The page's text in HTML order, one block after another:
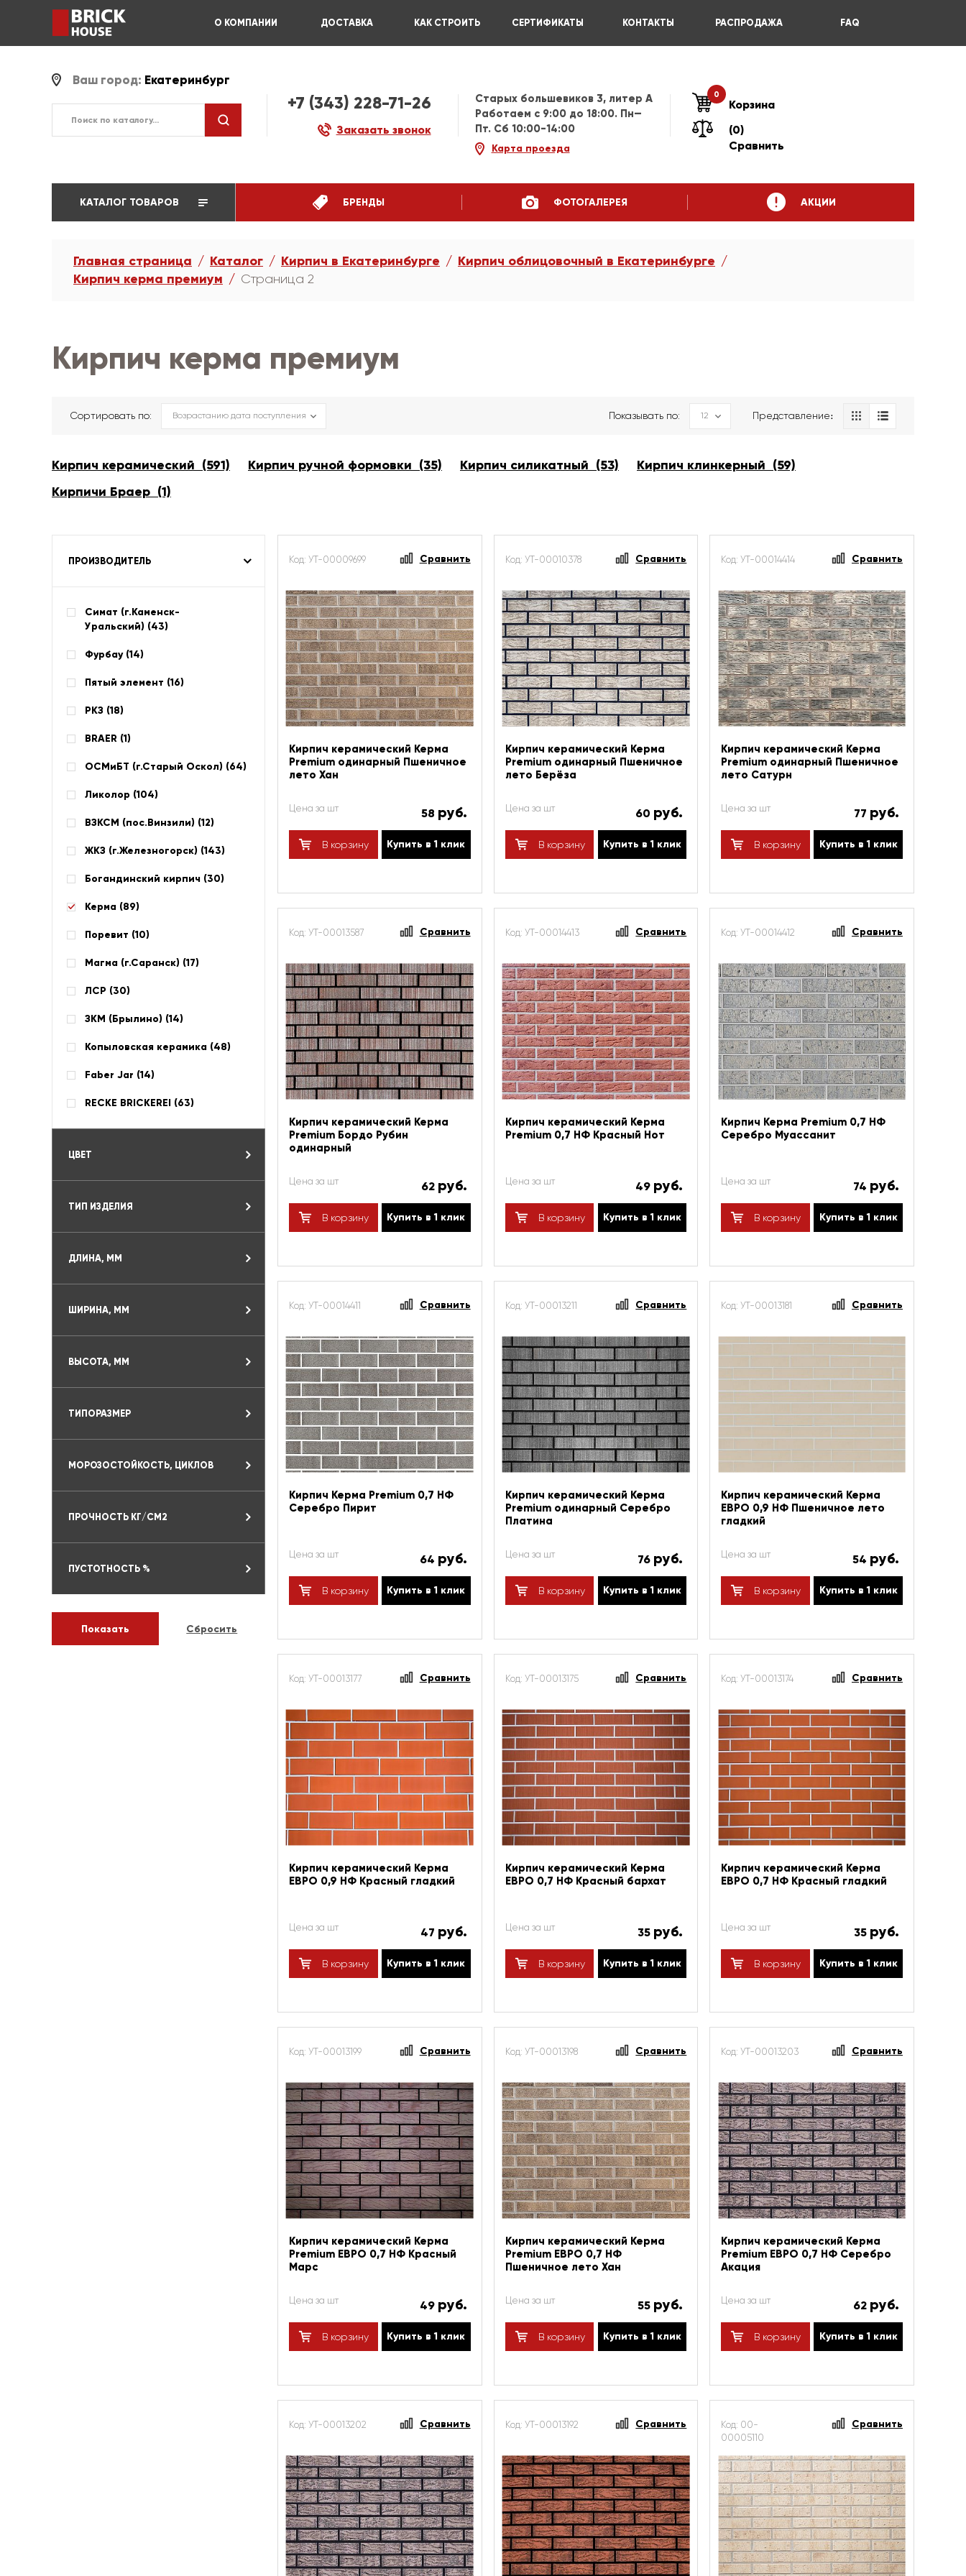
О КОМПАНИИ ДОСТАВКА КАК СТРОИТЬ СЕРТИФИКАТЫ КОНТАКТЫ РАСПРОДАЖА FAQ
Ваш город: Екатеринбург
+7 (343) 228-71-26
Заказать звонок
Старых большевиков 3, литер А
Работаем c 9:00 до 18:00. Пн—
Пт. Сб 10:00-14:00
Карта проезда
0
Корзина
(0)
Сравнить
КАТАЛОГ ТОВАРОВ БРЕНДЫ ФОТОГАЛЕРЕЯ АКЦИИ
Главная страница Каталог Кирпич в Екатеринбурге
Кирпич облицовочный в Екатеринбурге
Кирпич керма премиум
Страница 2
Кирпич керма премиум
Сортировать по: Показывать по: Представление։
Кирпич керамический (591) Кирпич ручной формовки (35) Кирпич силикатный (53)
Кирпич клинкерный (59)
Кирпичи Браер (1)
ПРОИЗВОДИТЕЛЬ
Симат (г.Каменск-
Уральский) (43)
Фурбау (14)
Пятый элемент (16)
РКЗ (18)
BRAER (1)
ОСМиБТ (г.Старый Оскол) (64)
Ликолор (104)
ВЗКСМ (пос.Винзили) (12)
ЖКЗ (г.Железногорск) (143)
Богандинский кирпич (30)
Керма (89)
Поревит (10)
Магма (г.Саранск) (17)
ЛСР (30)
ЗКМ (Брылино) (14)
Копыловская керамика (48)
Faber Jar (14)
RECKE BRICKEREI (63)
ЦВЕТ
ТИП ИЗДЕЛИЯ
ДЛИНА, ММ
ШИРИНА, ММ
ВЫСОТА, ММ
ТИПОРАЗМЕР
МОРОЗОСТОЙКОСТЬ, ЦИКЛОВ
ПРОЧНОСТЬ КГ/СМ2
ПУСТОТНОСТЬ %
Код: УТ-00009699 Сравнить
Кирпич керамический Керма
Premium одинарный Пшеничное
лето Хан
Цена за шт 58 руб.
В корзину Купить в 1 клик
Код: УТ-00010378 Сравнить
Кирпич керамический Керма
Premium одинарный Пшеничное
лето Берёза
Цена за шт 60 руб.
В корзину Купить в 1 клик
Код: УТ-00014414 Сравнить
Кирпич керамический Керма
Premium одинарный Пшеничное
лето Сатурн
Цена за шт 77 руб.
В корзину Купить в 1 клик
Код: УТ-00013587 Сравнить
Кирпич керамический Керма
Premium Бордо Рубин
одинарный
Цена за шт 62 руб.
В корзину Купить в 1 клик
Код: УТ-00014413 Сравнить
Кирпич керамический Керма
Premium 0,7 НФ Красный Нот
Цена за шт 49 руб.
В корзину Купить в 1 клик
Код: УТ-00014412 Сравнить
Кирпич Керма Premium 0,7 НФ
Серебро Муассанит
Цена за шт 74 руб.
В корзину Купить в 1 клик
Код: УТ-00014411 Сравнить
Кирпич Керма Premium 0,7 НФ
Серебро Пирит
Цена за шт 64 руб.
В корзину Купить в 1 клик
Код: УТ-00013211 Сравнить
Кирпич керамический Керма
Premium одинарный Серебро
Платина
Цена за шт 76 руб.
В корзину Купить в 1 клик
Код: УТ-00013181 Сравнить
Кирпич керамический Керма
ЕВРО 0,9 НФ Пшеничное лето
гладкий
Цена за шт 54 руб.
В корзину Купить в 1 клик
Код: УТ-00013177 Сравнить
Кирпич керамический Керма
ЕВРО 0,9 НФ Красный гладкий
Цена за шт 47 руб.
В корзину Купить в 1 клик
Код: УТ-00013175 Сравнить
Кирпич керамический Керма
ЕВРО 0,7 НФ Красный бархат
Цена за шт 35 руб.
В корзину Купить в 1 клик
Код: УТ-00013174 Сравнить
Кирпич керамический Керма
ЕВРО 0,7 НФ Красный гладкий
Цена за шт 35 руб.
В корзину Купить в 1 клик
Код: УТ-00013199 Сравнить
Кирпич керамический Керма
Premium ЕВРО 0,7 НФ Красный
Марс
Цена за шт 49 руб.
В корзину Купить в 1 клик
Код: УТ-00013198 Сравнить
Кирпич керамический Керма
Premium ЕВРО 0,7 НФ
Пшеничное лето Хан
Цена за шт 55 руб.
В корзину Купить в 1 клик
Код: УТ-00013203 Сравнить
Кирпич керамический Керма
Premium ЕВРО 0,7 НФ Серебро
Акация
Цена за шт 62 руб.
В корзину Купить в 1 клик
Код: УТ-00013202 Сравнить Код: УТ-00013192 Сравнить
Код: 00-
00005110
Сравнить